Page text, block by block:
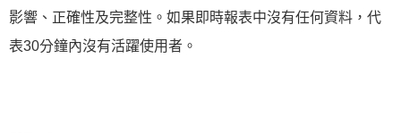
影響、正確性及完整性。如果即時報表中沒有任何資料，代
表30分鐘內沒有活躍使用者。